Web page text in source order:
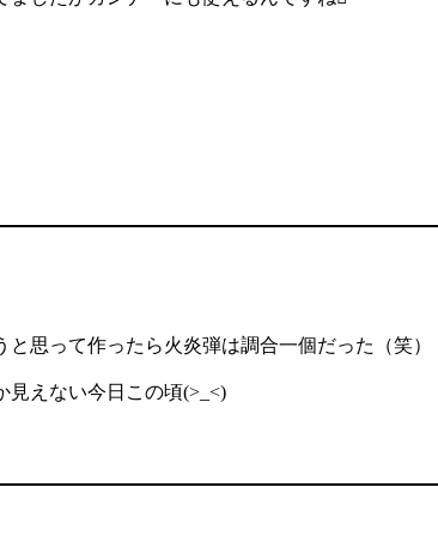
思って作ったら火炎弾は調合一個だった（笑）
見えない今日この頃(>_<)